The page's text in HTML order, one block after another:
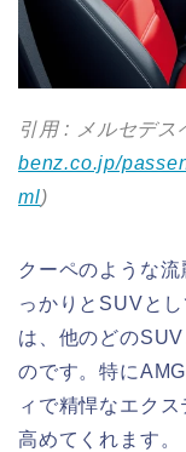
引用 : メルセデス
benz.co.jp/
ml)
クーペのような
っかりとSUVと
は、他のどの
のです。特に
ィで精悍なエク
高めてくれます。